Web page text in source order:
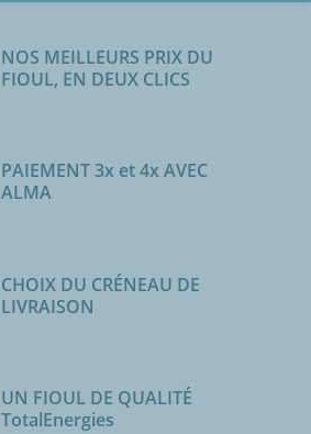
NOS MEILLEURS PRIX DU
FIOUL, EN DEUX CLICS
PAIEMENT 3x et 4x AVEC
ALMA
CHOIX DU CRÉNEAU DE
LIVRAISON
UN FIOUL DE QUALITÉ
TotalEnergies